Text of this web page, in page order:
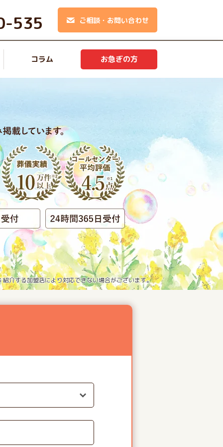
535 ご相談・お問い合わせ
コラム お急ぎの方
する加盟店により対応できない場合がございます。